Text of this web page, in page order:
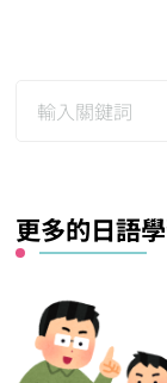
更多的日語